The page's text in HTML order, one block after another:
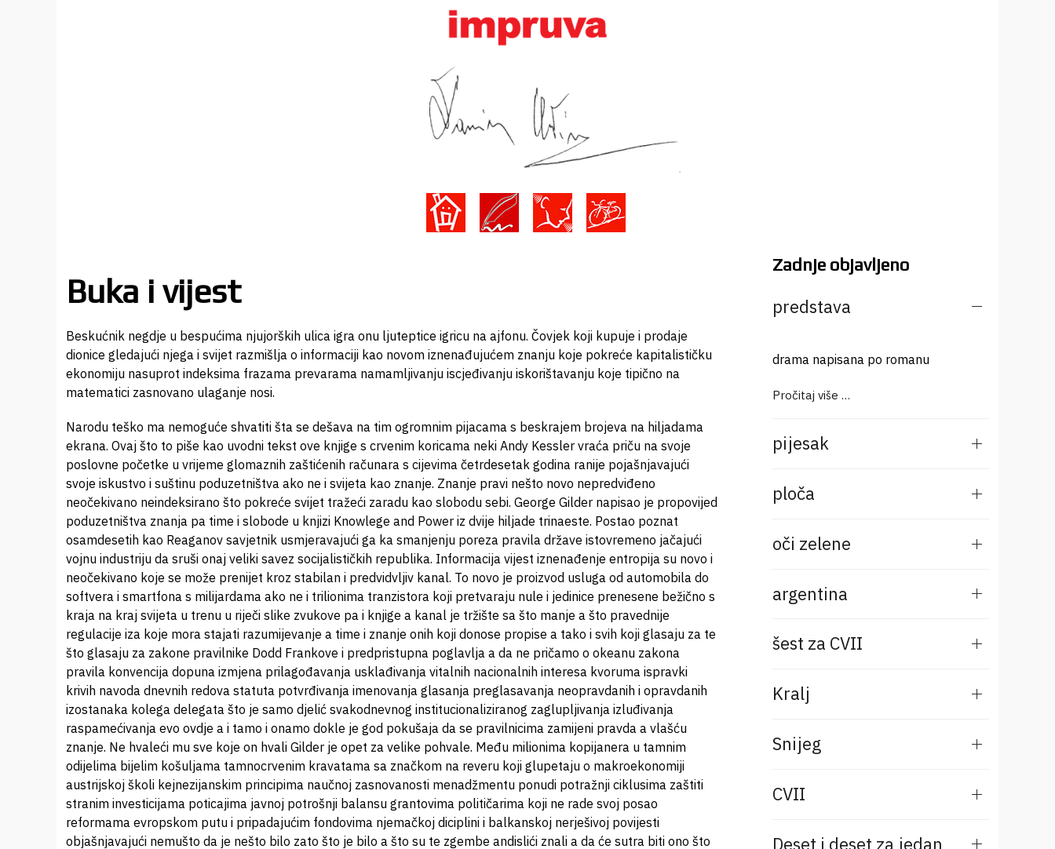
Buka i vijest
Beskućnik negdje u bespućima njujorških ulica igra onu ljuteptice igricu na ajfonu. Čovjek koji kupuje i prodaje
dionice gledajući njega i svijet razmišlja o informaciji kao novom iznenađujućem znanju koje pokreće kapitalističku
ekonomiju nasuprot indeksima frazama prevarama namamljivanju iscjeđivanju iskorištavanju koje tipično na
matematici zasnovano ulaganje nosi.
Narodu teško ma nemoguće shvatiti šta se dešava na tim ogromnim pijacama s beskrajem brojeva na hiljadama
ekrana. Ovaj što to piše kao uvodni tekst ove knjige s crvenim koricama neki Andy Kessler vraća priču na svoje
poslovne početke u vrijeme glomaznih zaštićenih računara s cijevima četrdesetak godina ranije pojašnjavajući
svoje iskustvo i suštinu poduzetništva ako ne i svijeta kao znanje. Znanje pravi nešto novo nepredviđeno
neočekivano neindeksirano što pokreće svijet tražeći zaradu kao slobodu sebi. George Gilder napisao je propovijed
poduzetništva znanja pa time i slobode u knjizi Knowlege and Power iz dvije hiljade trinaeste. Postao poznat
osamdesetih kao Reaganov savjetnik usmjeravajući ga ka smanjenju poreza pravila države istovremeno jačajući
vojnu industriju da sruši onaj veliki savez socijalističkih republika. Informacija vijest iznenađenje entropija su novo i
neočekivano koje se može prenijet kroz stabilan i predvidvljiv kanal. To novo je proizvod usluga od automobila do
softvera i smartfona s milijardama ako ne i trilionima tranzistora koji pretvaraju nule i jedinice prenesene bežično s
kraja na kraj svijeta u trenu u riječi slike zvukove pa i knjige a kanal je tržište sa što manje a što pravednije
regulacije iza koje mora stajati razumijevanje a time i znanje onih koji donose propise a tako i svih koji glasaju za te
što glasaju za zakone pravilnike Dodd Frankove i predpristupna poglavlja a da ne pričamo o okeanu zakona
pravila konvencija dopuna izmjena prilagođavanja usklađivanja vitalnih nacionalnih interesa kvoruma ispravki
krivih navoda dnevnih redova statuta potvrđivanja imenovanja glasanja preglasavanja neopravdanih i opravdanih
izostanaka kolega delegata što je samo djelić svakodnevnog institucionaliziranog zaglupljivanja izluđivanja
raspamećivanja evo ovdje a i tamo i onamo dokle je god pokušaja da se pravilnicima zamijeni pravda a vlašću
znanje. Ne hvaleći mu sve koje on hvali Gilder je opet za velike pohvale. Među milionima kopijanera u tamnim
odijelima bijelim košuljama tamnocrvenim kravatama sa značkom na reveru koji glupetaju o makroekonomiji
austrijskoj školi kejnezijanskim principima naučnoj zasnovanosti menadžmentu ponudi potražnji ciklusima zaštiti
stranim investicijama poticajima javnoj potrošnji balansu grantovima političarima koji ne rade svoj posao
reformama evropskom putu i pripadajućim fondovima njemačkoj diciplini i balkanskoj nerješivoj povijesti
objašnjavajući nemušto da je nešto bilo zato što je bilo a što su te zgembe andislići znali a da će sutra biti ono što
Zadnje objavljeno
predstava
drama napisana po romanu
Pročitaj više …
pijesak
ploča
oči zelene
argentina
šest za CVII
Kralj
Snijeg
CVII
Deset i deset za jedan